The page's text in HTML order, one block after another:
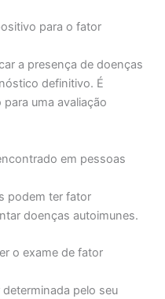
para o fator
a presença de doenças
definitivo. É
uma avaliação
em pessoas
podem ter fator
doenças autoimunes.
o exame de fator
pelo seu